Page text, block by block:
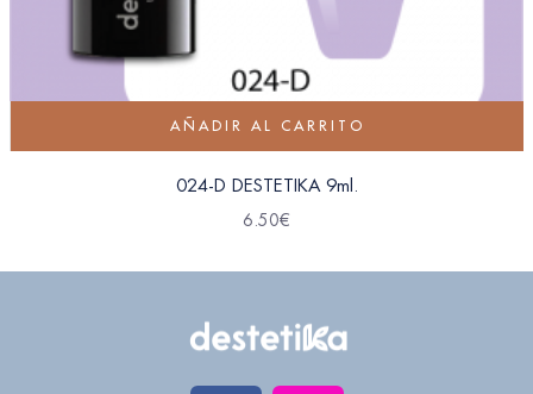
AÑADIR AL CARRITO
024-D DESTETIKA 9ml.
6.50€